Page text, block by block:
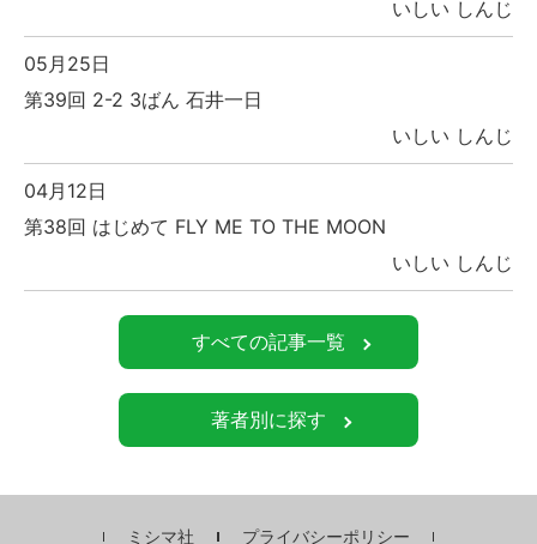
いしい しんじ
05月25日
第39回 2-2 3ばん 石井一日
いしい しんじ
04月12日
第38回 はじめて FLY ME TO THE MOON
いしい しんじ
すべての記事一覧
著者別に探す
ミシマ社 プライバシーポリシー